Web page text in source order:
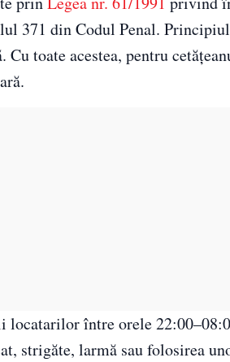
371 din Codul Penal.
Cu toate acestea, pentru
locatarilor între orele
strigăte, larmă sau folosirea